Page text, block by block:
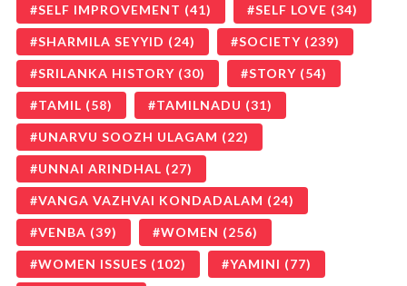
SELF IMPROVEMENT (41) SELF LOVE (34)
SHARMILA SEYYID (24) SOCIETY (239)
SRILANKA HISTORY (30) STORY (54)
TAMIL (58) TAMILNADU (31)
UNARVU SOOZH ULAGAM (22)
UNNAI ARINDHAL (27)
VANGA VAZHVAI KONDADALAM (24)
VENBA (39) WOMEN (256)
WOMEN ISSUES (102) YAMINI (77)